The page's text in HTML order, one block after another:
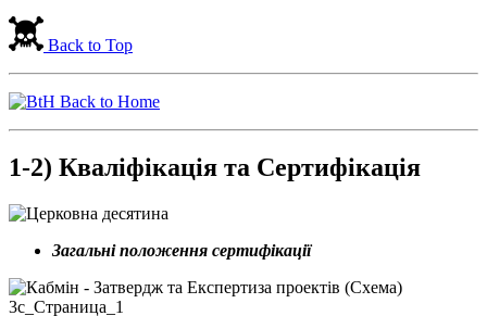
Back to Top
Back to Home
1-2) Кваліфікація та Сертифікація
Загальні положення сертифікації